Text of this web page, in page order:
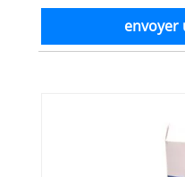
envoyer